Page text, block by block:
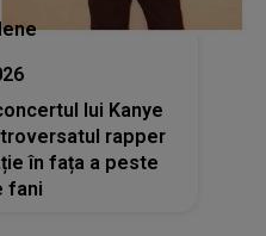
lui Kanye
rapper
în fața a peste
fani